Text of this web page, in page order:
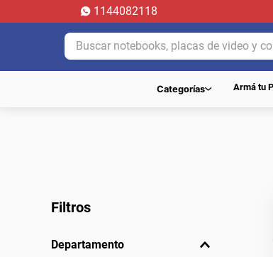
1144082118
Buscar notebooks, placas de video y
Categorías Armá tu
Filtros
Departamento